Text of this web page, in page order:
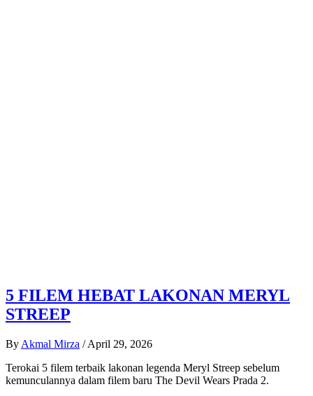
5 FILEM HEBAT LAKONAN MERYL
STREEP
By Akmal Mirza / April 29, 2026
Terokai 5 filem terbaik lakonan legenda Meryl Streep sebelum
kemunculannya dalam filem baru The Devil Wears Prada 2.